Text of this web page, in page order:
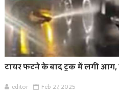
टायर फटने के बाद ट्रक में लगी
editor Feb 27, 2025